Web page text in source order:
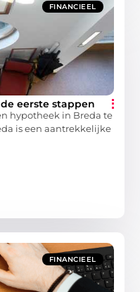
FINANCIEEL
eerste stappen
hypotheek in Breda te
is een aantrekkelijke
FINANCIEEL